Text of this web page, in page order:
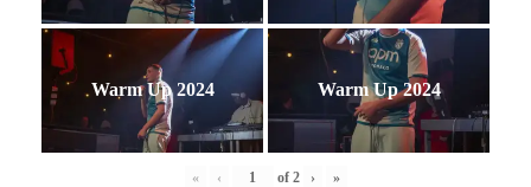
Warm Up 2024 Warm Up 2024
« ‹ of 2 › »